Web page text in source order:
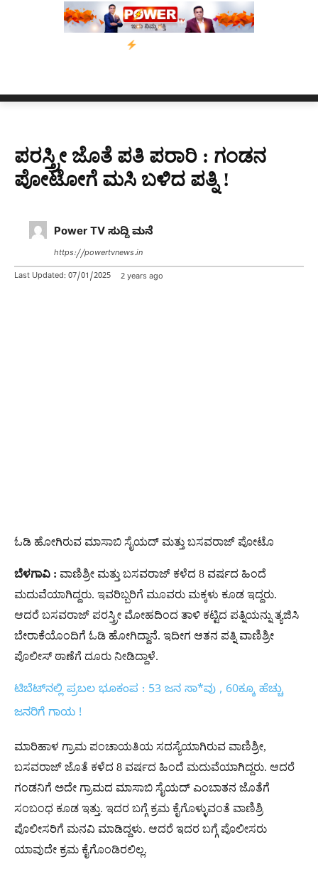
ನ್ಯೂಸ್ ಕಾರ್ಪ್‌ಗೆ ಎಐಯಿಂದ ಸಂಕಷ್ಟ: ಆಸ್ಟ್ರೇಲಿಯಾದಲ್ಲಿ
ಪರಸ್ತ್ರೀ ಜೊತೆ ಪತಿ ಪರಾರಿ : ಗಂಡನ
ಪೋಟೋಗೆ ಮಸಿ ಬಳಿದ ಪತ್ನಿ !
Power TV ಸುದ್ದಿ ಮನೆ
https://powertvnews.in
Last Updated: 07/01/2025 2 years ago
ಓಡಿ ಹೋಗಿರುವ ಮಾಸಾಬಿ ಸೈಯದ್​ ಮತ್ತು ಬಸವರಾಜ್ ಪೋಟೊ
ಬೆಳಗಾವಿ : ವಾಣಿಶ್ರೀ ಮತ್ತು ಬಸವರಾಜ್​ ಕಳೆದ 8 ವರ್ಷದ ಹಿಂದೆ
ಮದುವೆಯಾಗಿದ್ದರು. ಇವರಿಬ್ಬರಿಗೆ ಮೂವರು ಮಕ್ಕಳು ಕೂಡ ಇದ್ದರು.
ಆದರೆ ಬಸವರಾಜ್​ ಪರಸ್ತ್ರೀ ಮೋಹದಿಂದ ತಾಳಿ ಕಟ್ಟಿದ ಪತ್ನಿಯನ್ನು ತ್ಯಜಿಸಿ
ಬೇರಾಕೆಯೊಂದಿಗೆ ಓಡಿ ಹೋಗಿದ್ದಾನೆ. ಇದೀಗ ಆತನ ಪತ್ನಿ ವಾಣಿಶ್ರೀ
ಪೊಲೀಸ್​ ಠಾಣೆಗೆ ದೂರು ನೀಡಿದ್ದಾಳೆ.
ಟಿಬೆಟ್​ನಲ್ಲಿ​ ಪ್ರಬಲ ಭೂಕಂಪ : 53 ಜನ ಸಾ*ವು , 60ಕ್ಕೂ ಹೆಚ್ಚು
ಜನರಿಗೆ ಗಾಯ !
ಮಾರಿಹಾಳ ಗ್ರಾಮ ಪಂಚಾಯತಿಯ ಸದಸ್ಯೆಯಾಗಿರುವ ವಾಣಿಶ್ರೀ,
ಬಸವರಾಜ್​ ಜೊತೆ ಕಳೆದ 8 ವರ್ಷದ ಹಿಂದೆ ಮದುವೆಯಾಗಿದ್ದರು. ಆದರೆ
ಗಂಡನಿಗೆ ಅದೇ ಗ್ರಾಮದ ಮಾಸಾಬಿ ಸೈಯದ್ ಎಂಬಾತನ ಜೊತೆಗೆ
ಸಂಬಂಧ ಕೂಡ ಇತ್ತು. ಇದರ ಬಗ್ಗೆ ಕ್ರಮ ಕೈಗೊಳ್ಳುವಂತೆ ವಾಣಿಶ್ರಿ
ಪೊಲೀಸರಿಗೆ ಮನವಿ ಮಾಡಿದ್ದಳು. ಆದರೆ ಇದರ ಬಗ್ಗೆ ಪೊಲೀಸರು
ಯಾವುದೇ ಕ್ರಮ ಕೈಗೊಂಡಿರಲಿಲ್ಲ.